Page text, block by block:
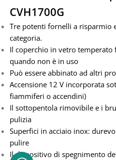
CVH1700G
Tre potenti fornelli a risparmio
categoria.
Il coperchio in vetro temperato
quando non è in uso
Può essere abbinato ad altri
Accensione 12 V incorporata
fiammiferi o accendini)
Il sottopentola rimovibile e i
pulizia
Superfici in acciaio inox:
pulire
Il dispositivo di spegnimento